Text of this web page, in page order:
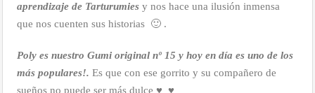
aprendizaje de Tarturumies y nos hace una ilusión inmensa
que nos cuenten sus historias 🙂 .
Poly es nuestro Gumi original nº 15 y hoy en día es uno de los
más populares!. Es que con ese gorrito y su compañero de
sueños no puede ser más dulce ♥ ♥